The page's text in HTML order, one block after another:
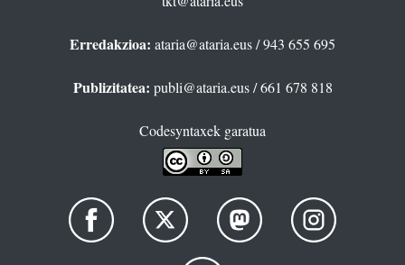
Erredakzioa: ataria@ataria.eus/ 943 655 695
Publizitatea: publi@ataria.eus/ 661 678 818
Codesyntaxek garatua